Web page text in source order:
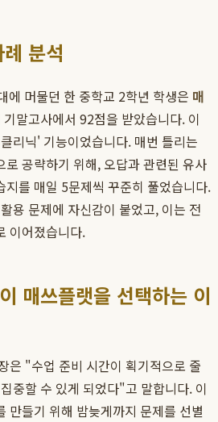
분석
에 머물던 한 중학교 2학년 학생은 매
말고사에서 92점을 받았습니다. 이
리닉' 기능이었습니다. 매번 틀리는
로 공략하기 위해, 오답과 관련된 유사
를 매일 5문제씩 꾸준히 풀었습니다.
용 문제에 자신감이 붙었고, 이는 전
이어졌습니다.
매쓰플랫을 선택하는 이
은 "수업 준비 시간이 획기적으로 줄
중할 수 있게 되었다"고 말합니다. 이
만들기 위해 밤늦게까지 문제를 선별